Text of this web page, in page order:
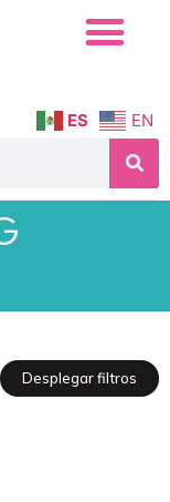
ES EN
Desplegar filtros